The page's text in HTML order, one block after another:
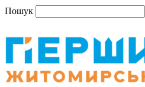
Пошук